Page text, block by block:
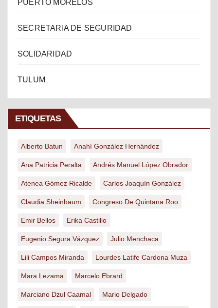
PUERTO MORELOS
SECRETARIA DE SEGURIDAD
SOLIDARIDAD
TULUM
ETIQUETAS
Alberto Batun Anahí González Hernández
Ana Patricia Peralta Andrés Manuel López Obrador
Atenea Gómez Ricalde Carlos Joaquín González
Claudia Sheinbaum Congreso De Quintana Roo
Emir Bellos Erika Castillo
Eugenio Segura Vázquez Julio Menchaca
Lili Campos Miranda Lourdes Latife Cardona Muza
Mara Lezama Marcelo Ebrard
Marciano Dzul Caamal Mario Delgado